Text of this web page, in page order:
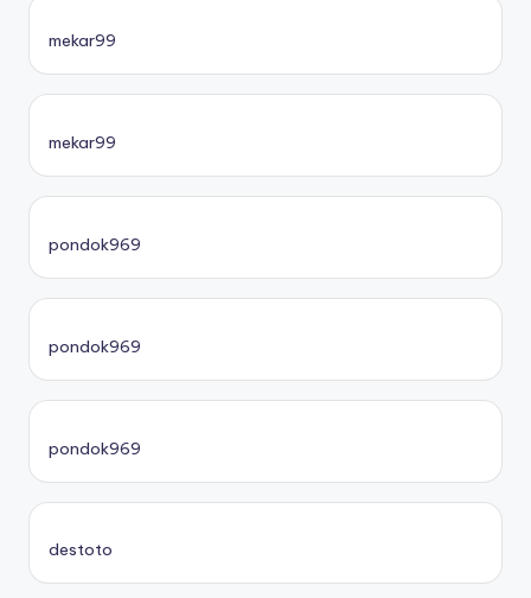
mekar99
mekar99
pondok969
pondok969
pondok969
destoto